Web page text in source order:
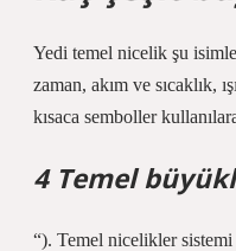
Yedi temel nicelik şu
zaman, akım ve sıcaklık,
kısaca semboller
4 Temel
“). Temel nicelikler